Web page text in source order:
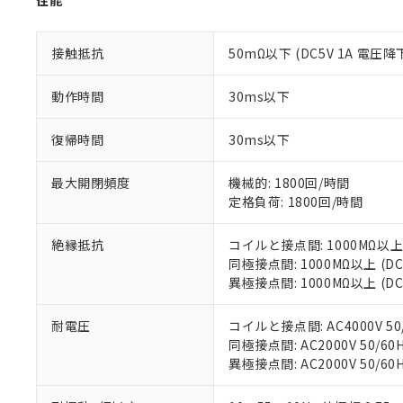
接触抵抗 50mΩ以下 (DC5V 1A 電圧降
動作時間 30ms以下
復帰時間 30ms以下
最大開閉頻度
機械的: 1800回/時間
定格負荷: 1800回/時間
絶縁抵抗
コイルと接点間: 1000MΩ以
同極接点間: 1000MΩ以上
異極接点間: 1000MΩ以上
耐電圧
コイルと接点間: AC4000V
同極接点間: AC2000V 50/
異極接点間: AC2000V 50/
在庫状況お
のであり、
す。
マイパーツ
ている必要が
お客様が当
が、当社の
さい。
※当社の共
いる法人を指
ル（DBP） 1000ppm
フタル酸エステル類の
※3 非含有証明
下記の非含有証明
51物質の非含有証
※本証明書は発行
また、RoHS指令
混在することから
Cr(Ⅵ)(六価クロム) :
DBP(フタル酸ジブチ
DEHP(フタル酸ビス(2-
「10」：通常の使
味します。
「－」：未確認で
当社は規制
ます。
当社は貴社
一定数